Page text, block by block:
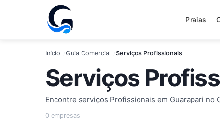
Praias
Início Guia Comercial Serviços Profissionais
Serviços
Encontre serviços Profissionais em Guarapari no
0 empresas